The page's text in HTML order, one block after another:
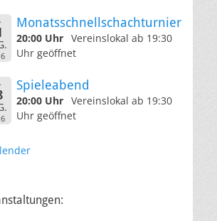
Monatsschnellschachturnier
20:00 Uhr Vereinslokal ab 19:30
Uhr geöffnet
Spieleabend
20:00 Uhr Vereinslokal ab 19:30
Uhr geöffnet